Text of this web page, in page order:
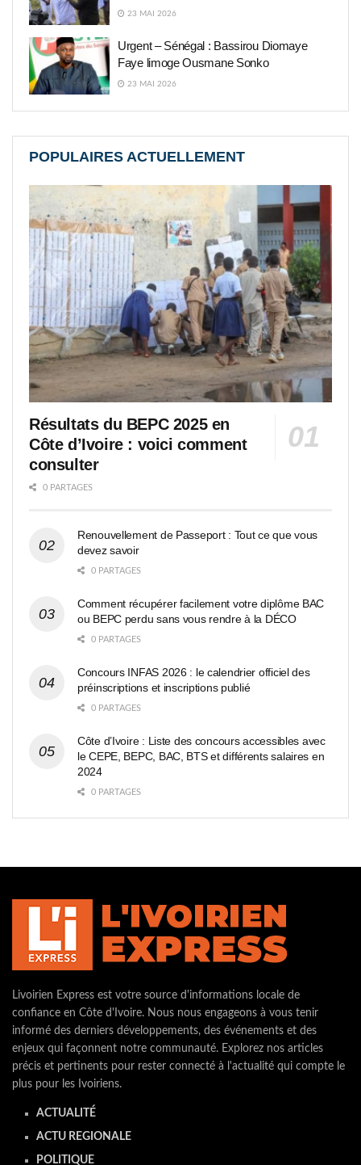
23 MAI 2026
Urgent – Sénégal : Bassirou Diomaye
Faye limoge Ousmane Sonko
23 MAI 2026
POPULAIRES ACTUELLEMENT
Résultats du BEPC 2025 en
Côte d’Ivoire : voici comment
consulter
0 PARTAGES
Renouvellement de Passeport : Tout ce que vous
devez savoir
0 PARTAGES
Comment récupérer facilement votre diplôme BAC
ou BEPC perdu sans vous rendre à la DÉCO
0 PARTAGES
Concours INFAS 2026 : le calendrier officiel des
préinscriptions et inscriptions publié
0 PARTAGES
Côte d’Ivoire : Liste des concours accessibles avec
le CEPE, BEPC, BAC, BTS et différents salaires en
2024
0 PARTAGES
Livoirien Express est votre source d'informations locale de
confiance en Côte d'Ivoire. Nous nous engageons à vous tenir
informé des derniers développements, des événements et des
enjeux qui façonnent notre communauté. Explorez nos articles
précis et pertinents pour rester connecté à l'actualité qui compte le
plus pour les Ivoiriens.
ACTUALITÉ
ACTU REGIONALE
POLITIQUE